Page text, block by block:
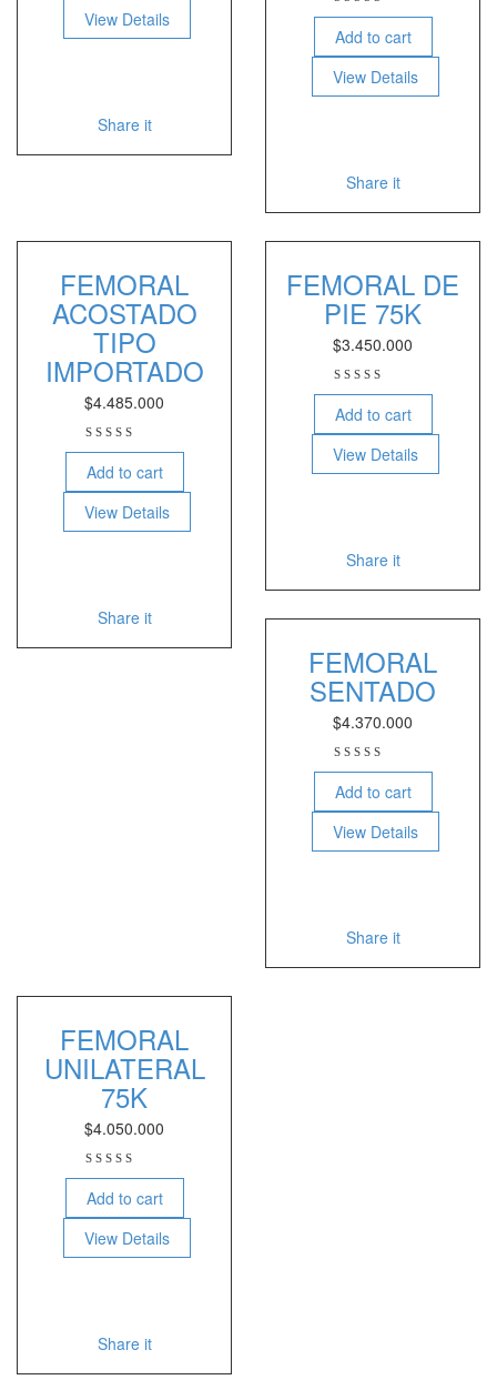
View Details
Share it
Add to cart
View Details
Share it
FEMORAL
ACOSTADO
TIPO
IMPORTADO
$4.485.000
Add to cart
View Details
Share it
FEMORAL DE
PIE 75K
$3.450.000
Add to cart
View Details
Share it
FEMORAL
SENTADO
$4.370.000
Add to cart
View Details
Share it
FEMORAL
UNILATERAL
75K
$4.050.000
Add to cart
View Details
Share it